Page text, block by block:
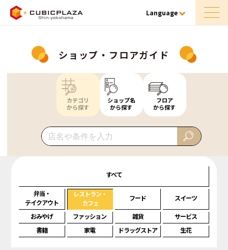
Language
ショップ・フロアガイド
カテゴリ
から探す
ショップ名
から探す
フロア
から探す
すべて
弁当・
テイクアウト
レストラン・
カフェ
フード スイーツ
おみやげ ファッション 雑貨
サービス
書籍
家電 ドラッグストア 生花